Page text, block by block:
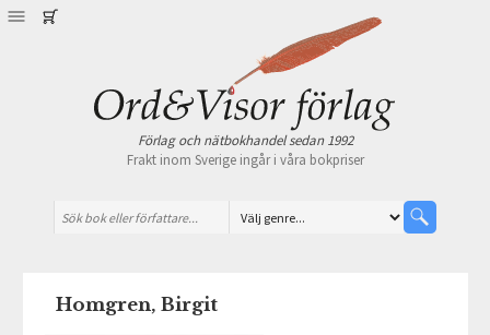
Förlag och nätbokhandel sedan 1992
Frakt inom Sverige ingår i våra bokpriser
Homgren, Birgit